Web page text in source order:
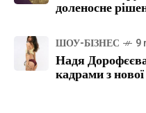
доленосне
ШОУ-БІЗНЕС 9
Надя
кадрами з